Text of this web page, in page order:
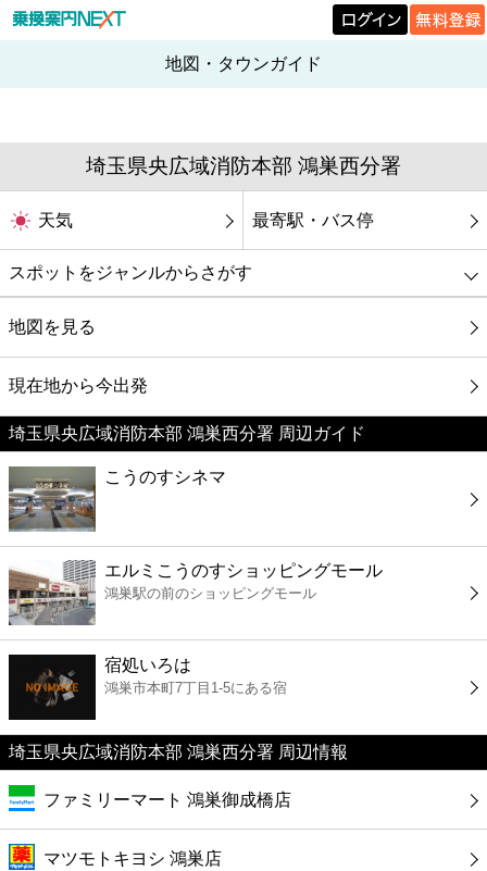
地図・タウンガイド
埼玉県央広域消防本部 鴻巣西分署
天気 最寄駅・バス停
スポットをジャンルからさがす
グルメ
映画
美容
コンビニ
スーパー
エンタメ
レジャー
書店
ファミレス
地図を見る
現在地から今出発
埼玉県央広域消防本部 鴻巣西分署 周辺ガイド
こうのすシネマ
エルミこうのすショッピングモール
鴻巣駅の前のショッピングモール
宿処いろは
鴻巣市本町7丁目1-5にある宿
埼玉県央広域消防本部 鴻巣西分署 周辺情報
ファミリーマート 鴻巣御成橋店
マツモトキヨシ 鴻巣店